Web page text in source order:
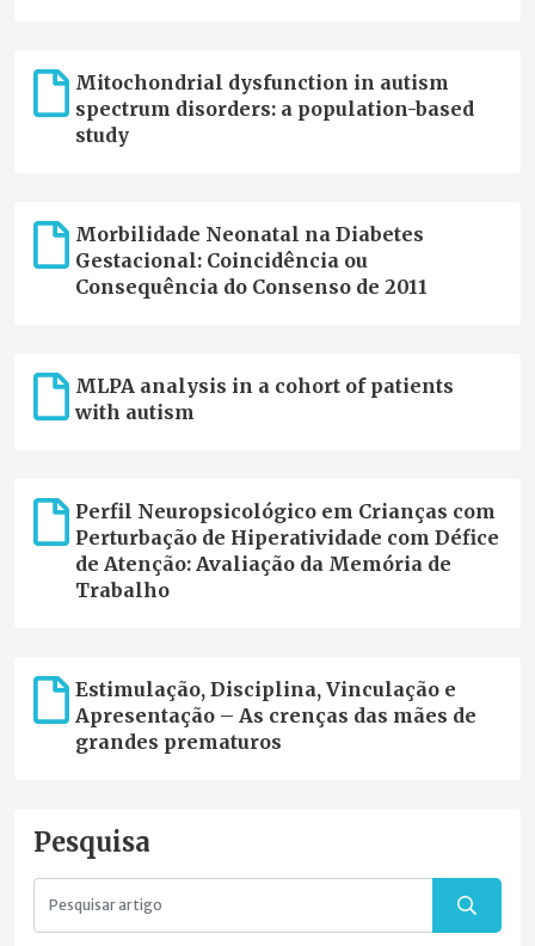
Mitochondrial dysfunction in autism
spectrum disorders: a population-based
study
Morbilidade Neonatal na Diabetes
Gestacional: Coincidência ou
Consequência do Consenso de 2011
MLPA analysis in a cohort of patients
with autism
Perfil Neuropsicológico em Crianças com
Perturbação de Hiperatividade com Défice
de Atenção: Avaliação da Memória de
Trabalho
Estimulação, Disciplina, Vinculação e
Apresentação – As crenças das mães de
grandes prematuros
Pesquisa